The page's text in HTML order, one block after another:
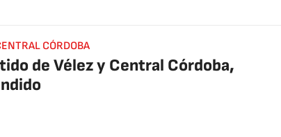
CÓRDOBA
de Vélez y Central Córdoba,